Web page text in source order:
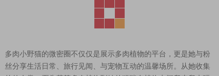
多肉小野猫的微密圈不仅仅是展示多肉植物的平台，更是她与粉
丝分享生活日常、旅行见闻、与宠物互动的温馨场所。从她收集